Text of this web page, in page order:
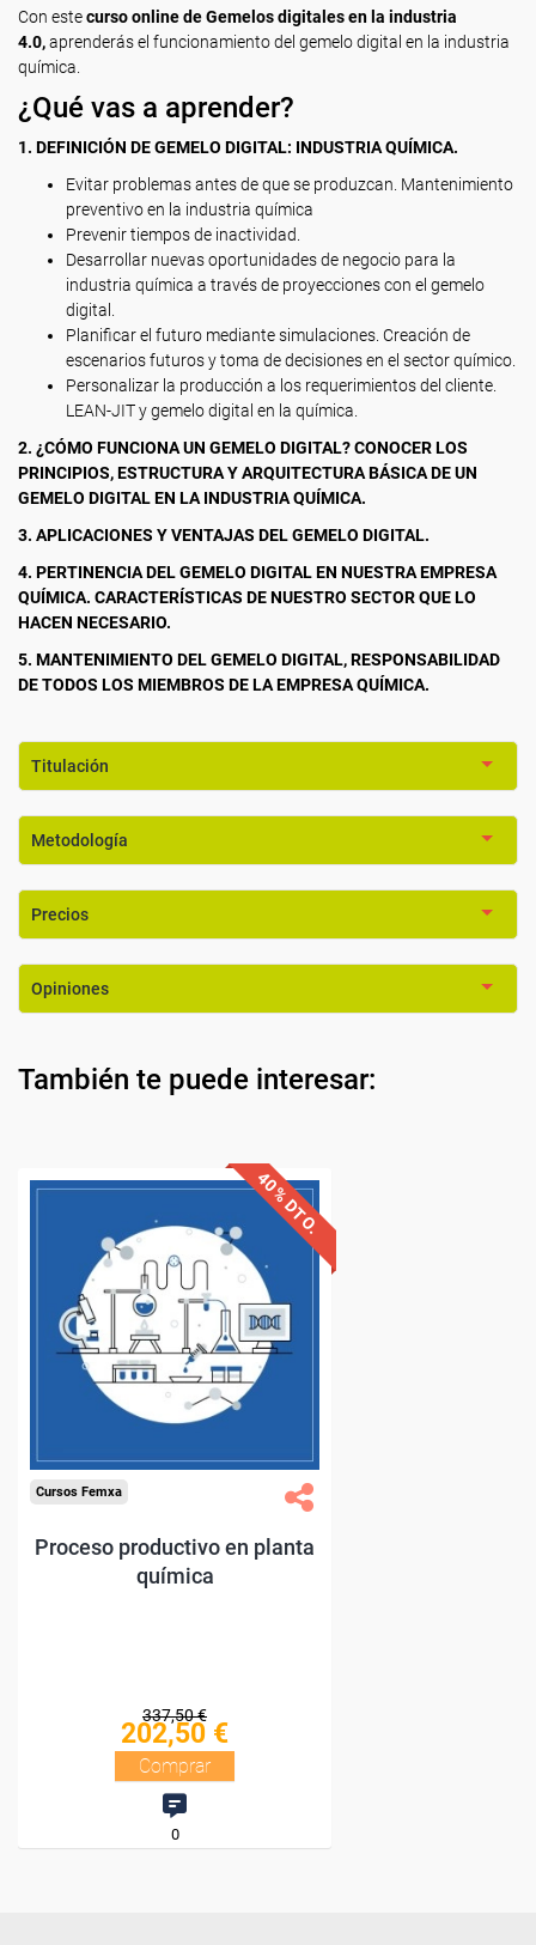
Con estecurso online de Gemelos digitales en la industria
4.0,aprenderás el funcionamiento del gemelo digital en la industria
química.
¿Qué vas a aprender?
1. DEFINICIÓN DE GEMELO DIGITAL: INDUSTRIA QUÍMICA.
Evitar problemas antes de que se produzcan. Mantenimiento
preventivo en la industria química
Prevenir tiempos de inactividad.
Desarrollar nuevas oportunidades de negocio para la
industria química a través de proyecciones con el gemelo
digital.
Planificar el futuro mediante simulaciones. Creación de
escenarios futuros y toma de decisiones en el sector químico.
Personalizar la producción a los requerimientos del cliente.
LEAN-JIT y gemelo digital en la química.
2. ¿CÓMO FUNCIONA UN GEMELO DIGITAL? CONOCER LOS
PRINCIPIOS, ESTRUCTURA Y ARQUITECTURA BÁSICA DE UN
GEMELO DIGITAL EN LA INDUSTRIA QUÍMICA.
3. APLICACIONES Y VENTAJAS DEL GEMELO DIGITAL.
4. PERTINENCIA DEL GEMELO DIGITAL EN NUESTRA EMPRESA
QUÍMICA. CARACTERÍSTICAS DE NUESTRO SECTOR QUE LO
HACEN NECESARIO.
5. MANTENIMIENTO DEL GEMELO DIGITAL, RESPONSABILIDAD
DE TODOS LOS MIEMBROS DE LA EMPRESA QUÍMICA.
Titulación
Metodología
Precios
Opiniones
También te puede interesar: